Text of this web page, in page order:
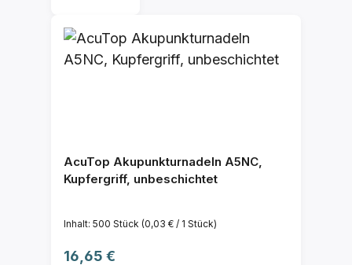
AcuTop Akupunkturnadeln A5NC,
Kupfergriff, unbeschichtet
Inhalt: 500 Stück (0,03 € / 1 Stück)
Regulärer Preis:
16,65 €